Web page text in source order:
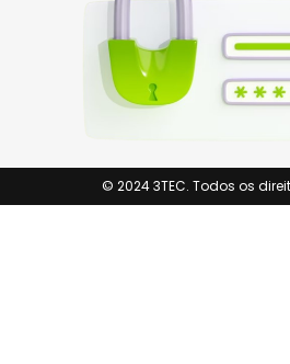
© 2024 3TEC. Todos os